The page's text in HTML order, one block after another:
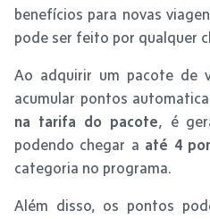
benefícios para novas
pode ser feito por qualquer
Ao adquirir um pacote de
acumular pontos
na tarifa do pacote, é
podendo chegar a até 4
categoria no programa.
Além disso, os pontos